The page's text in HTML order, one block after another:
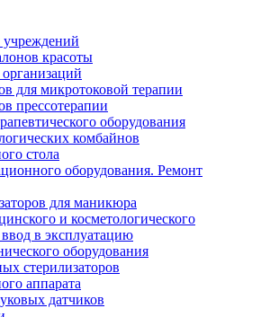
красоты
для микротоковой терапии
прессотерапии
оборудования
комбайнов
стола
оборудования. Ремонт
для маникюра
и косметологического
в эксплуатацию
оборудования
стерилизаторов
аппарата
датчиков